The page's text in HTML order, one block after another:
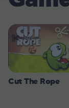
Cut The Rope